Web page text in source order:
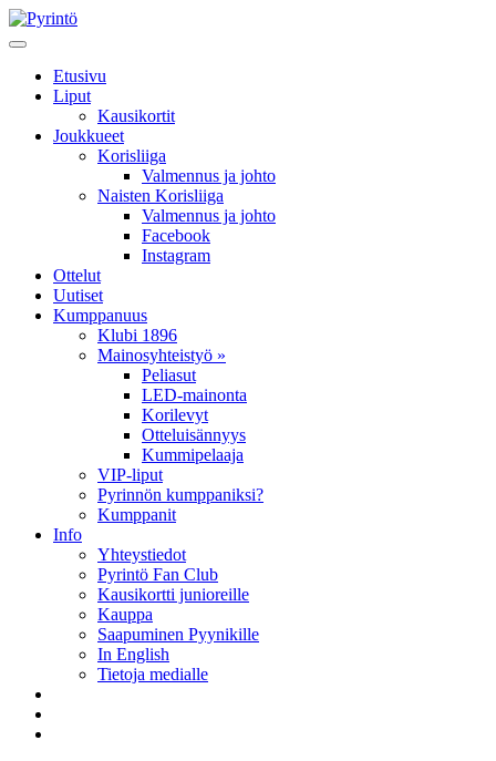
Etusivu
Liput
Kausikortit
Joukkueet
Korisliiga
Valmennus ja johto
Naisten Korisliiga
Valmennus ja johto
Facebook
Instagram
Ottelut
Uutiset
Kumppanuus
Klubi 1896
Mainosyhteistyö »
Peliasut
LED-mainonta
Korilevyt
Otteluisännyys
Kummipelaaja
VIP-liput
Pyrinnön kumppaniksi?
Kumppanit
Info
Yhteystiedot
Pyrintö Fan Club
Kausikortti junioreille
Kauppa
Saapuminen Pyynikille
In English
Tietoja medialle